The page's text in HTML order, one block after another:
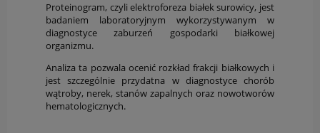
Proteinogram, czyli elektroforeza białek surowicy, jest
badaniem laboratoryjnym wykorzystywanym w
diagnostyce zaburzeń gospodarki białkowej
organizmu.
Analiza ta pozwala ocenić rozkład frakcji białkowych i
jest szczególnie przydatna w diagnostyce chorób
wątroby, nerek, stanów zapalnych oraz nowotworów
hematologicznych.